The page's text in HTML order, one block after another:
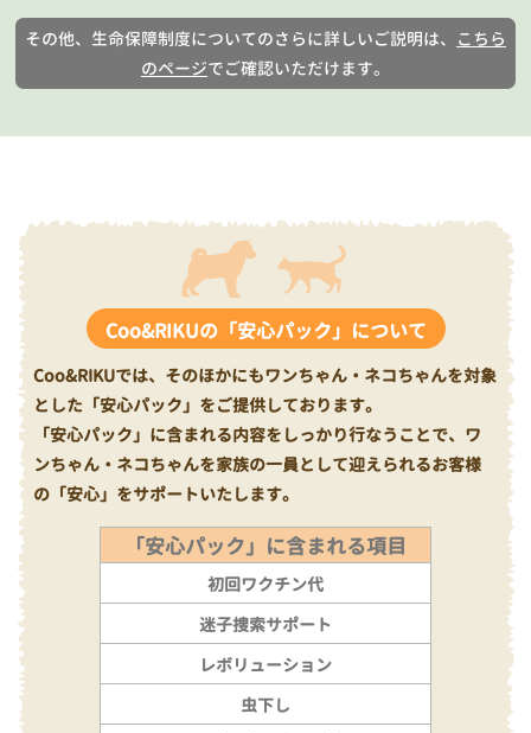
その他、生命保障制度についてのさらに詳しいご説明は、 こちら
のページでご確認いただけます。
Coo&RIKUの「安心パック」について
Coo&RIKUでは、そのほかにもワンちゃん・ネコちゃんを対象
とした「安心パック」をご提供しております。
「安心パック」に含まれる内容をしっかり行なうことで、ワ
ンちゃん・ネコちゃんを家族の一員として迎えられるお客様
の「安心」をサポートいたします。
「安心パック」に含まれる項目
初回ワクチン代
迷子捜索サポート
レボリューション
虫下し